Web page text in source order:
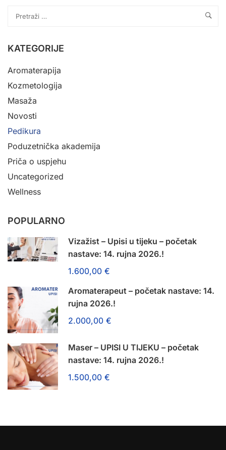
TO
IZ
DOBIVAJU
POLAZNICI
ADRIANUSU?
KATEGORIJE
Aromaterapija
Kozmetologija
Masaža
Novosti
Pedikura
Poduzetnička akademija
Priča o uspjehu
Uncategorized
Wellness
POPULARNO
Vizažist – Upisi u tijeku – početak
nastave: 14. rujna 2026.!
1.600,00 €
Aromaterapeut – početak nastave: 14.
rujna 2026.!
2.000,00 €
Maser – UPISI U TIJEKU – početak
nastave: 14. rujna 2026.!
1.500,00 €